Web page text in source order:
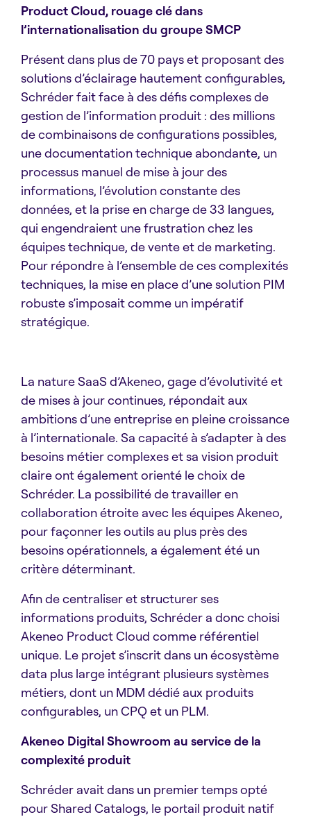
Product Cloud, rouage clé dans
l’internationalisation du groupe SMCP
Présent dans plus de 70 pays et proposant des
solutions d’éclairage hautement configurables,
Schréder fait face à des défis complexes de
gestion de l’information produit : des millions
de combinaisons de configurations possibles,
une documentation technique abondante, un
processus manuel de mise à jour des
informations, l’évolution constante des
données, et la prise en charge de 33 langues,
qui engendraient une frustration chez les
équipes technique, de vente et de marketing.
Pour répondre à l’ensemble de ces complexités
techniques, la mise en place d’une solution PIM
robuste s’imposait comme un impératif
stratégique.
La nature SaaS d’Akeneo, gage d’évolutivité et
de mises à jour continues, répondait aux
ambitions d’une entreprise en pleine croissance
à l’internationale. Sa capacité à s’adapter à des
besoins métier complexes et sa vision produit
claire ont également orienté le choix de
Schréder. La possibilité de travailler en
collaboration étroite avec les équipes Akeneo,
pour façonner les outils au plus près des
besoins opérationnels, a également été un
critère déterminant.
Afin de centraliser et structurer ses
informations produits, Schréder a donc choisi
Akeneo Product Cloud comme référentiel
unique. Le projet s’inscrit dans un écosystème
data plus large intégrant plusieurs systèmes
métiers, dont un MDM dédié aux produits
configurables, un CPQ et un PLM.
Akeneo Digital Showroom au service de la
complexité produit
Schréder avait dans un premier temps opté
pour Shared Catalogs, le portail produit natif